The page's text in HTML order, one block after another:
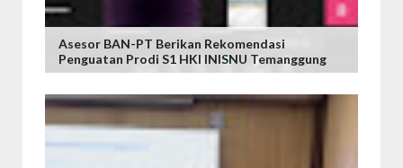
Asesor BAN-PT Berikan Rekomendasi
Penguatan Prodi S1 HKI INISNU Temanggung